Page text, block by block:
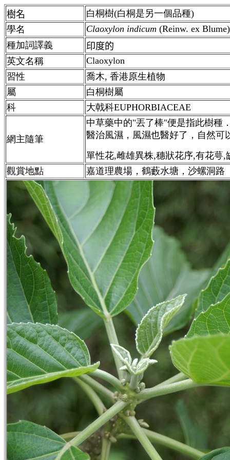
樹名
白桐樹(白桐是另一個品種)
學名
Claoxylon indicum (Reinw. ex
種加詞譯義
印度的
英文名稱
Claoxylon
習性
喬木, 香港原生植物
屬
白桐樹屬
科
大戟科EUPHORBIACEAE
網主隨筆
中草藥中的"丟了棒"便是指此樹種
醫治風濕，風濕也醫好了，自然可
單性花,雌雄異株,穗狀花序,有花萼,
觀賞地點
嘉道理農場，鶴藪水塘，沙螺洞路